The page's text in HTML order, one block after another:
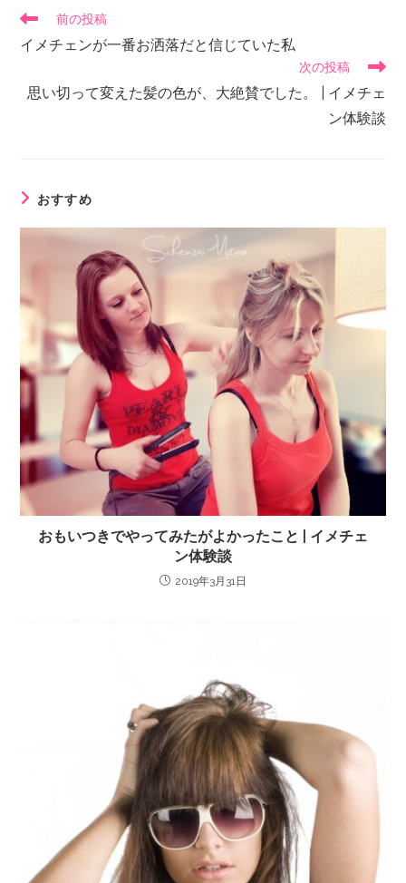
前の投稿
イメチェンが一番お洒落だと信じていた私
次の投稿
思い切って変えた髪の色が、大絶賛でした。 | イメチェ
ン体験談
おすすめ
おもいつきでやってみたがよかったこと | イメチェ
ン体験談
2019年3月31日